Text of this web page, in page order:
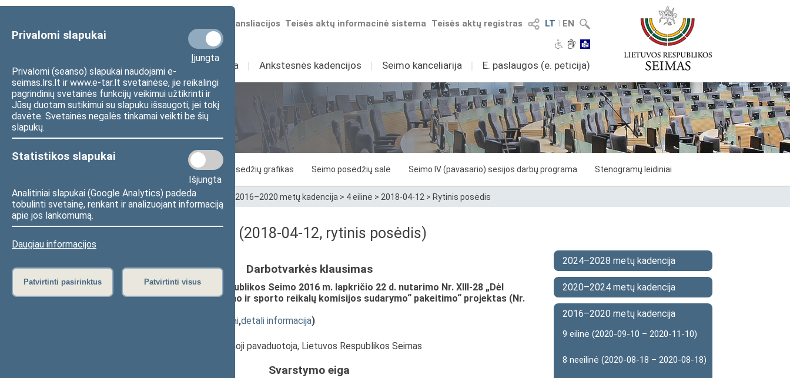
Privalomi slapukai
Įjungta
Privalomi (seanso) slapukai naudojami e-
seimas.lrs.lt ir www.e-tar.lt svetainėse, jie reikalingi
pagrindinių svetainės funkcijų veikimui užtikrinti ir
Jūsų duotam sutikimui su slapuku išsaugoti, jei tokį
davėte. Svetainės negalės tinkamai veikti be šių
slapukų.
Statistikos slapukai
Išjungta
Analitiniai slapukai (Google Analytics) padeda
tobulinti svetainę, renkant ir analizuojant informaciją
apie jos lankomumą.
Daugiau informacijos
Patvirtinti pasirinktus Patvirtinti visus
LT I EN
Teisės aktų registras
Teisės aktų informacinė sistema
Numatomos transliacijos
Sudėtis Veikla I Ankstesnės kadencijos I Seimo kanceliarija I E. paslaugos (e. peticija)
Seimo posėdžiai
Posėdžiai Posėdžių grafikas Seimo posėdžių salė Seimo IV (pavasario) sesijos darbų programa Stenogramų leidiniai
Pradžia>Seimo posėdžiai>Kadencijos 2016–2020 metų kadencija > 4 eilinė > 2018-04-12 > Rytinis posėdis
Darbotvarkės klausimas (2018-04-12, rytinis posėdis)
Darbotvarkės klausimas
Seimo nutarimo „Dėl Lietuvos Respublikos Seimo 2016 m. lapkričio 22 d. nutarimo Nr. XIII-28 „Dėl
Lietuvos Respublikos Seimo Jaunimo ir sporto reikalų komisijos sudarymo“ pakeitimo“ projektas (Nr.
susiję dokumentai,detali informacija)
, Seimo Pirmininko pirmoji pavaduotoja, Lietuvos Respublikos Seimas
Svarstymo eiga
2024–2028 metų kadencija
2020–2024 metų kadencija
2016–2020 metų kadencija
9 eilinė (2020-09-10 – 2020-11-10)
8 neeilinė (2020-08-18 – 2020-08-18)